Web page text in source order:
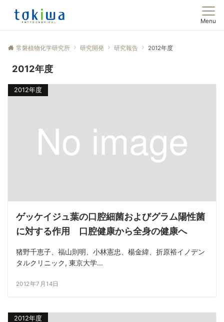
Menu
常磐植物化学研究所 研究開発 研究報告 2012年度
2012年度
2012年度
ゲッケイジュ葉の口腔細菌およびグラム陽性菌
に対する作用 口腔健康から全身の健康へ
猪野千恵子、福山則明、小林憲忠、楊金緯、折原裕イノデン
タルクリニック, 東京大学...
2012年7月14日
2012年度